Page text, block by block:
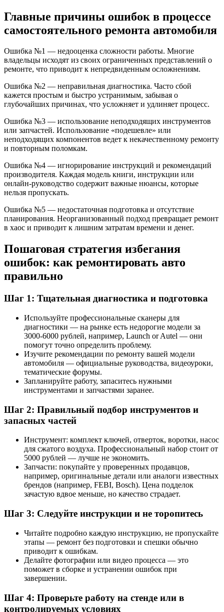
Главные причины ошибок в процессе
самостоятельного ремонта автомобиля
Ошибка №1 — недооценка сложности работы. Многие
владельцы исходят из своих ограниченных представлений о
ремонте, что приводит к непредвиденным осложнениям.
Ошибка №2 — неправильная диагностика. Часто сбой
кажется простым и быстро устранимым, забывая о
глубочайших причинах, что усложняет и удлиняет процесс.
Ошибка №3 — использование неподходящих инструментов
или запчастей. Использование «подешевле» или
неподходящих компонентов ведет к некачественному ремонту
и повторным поломкам.
Ошибка №4 — игнорирование инструкций и рекомендаций
производителя. Каждая модель книги, инструкции или
онлайн-руководство содержит важные нюансы, которые
нельзя пропускать.
Ошибка №5 — недостаточная подготовка и отсутствие
планирования. Неорганизованный подход превращает ремонт
в хаос и приводит к лишним затратам времени и денег.
Пошаговая стратегия избегания
ошибок: как ремонтировать авто
правильно
Шаг 1: Тщательная диагностика и подготовка
Используйте профессиональные сканеры для
диагностики — на рынке есть недорогие модели за
3000-6000 рублей, например, Launch or Autel — они
помогут точно определить проблему.
Изучите рекомендации по ремонту вашей модели
автомобиля — официальные руководства, видеоуроки,
тематические форумы.
Запланируйте работу, запаситесь нужными
инструментами и запчастями заранее.
Шаг 2: Правильный подбор инструментов и
запасных частей
Инструмент: комплект ключей, отверток, воротки, насос
для сжатого воздуха. Профессиональный набор стоит от
5000 рублей — лучше не экономить.
Запчасти: покупайте у проверенных продавцов,
например, оригинальные детали или аналоги известных
брендов (например, FEBI, Bosch). Цена подделок
зачастую вдвое меньше, но качество страдает.
Шаг 3: Следуйте инструкции и не торопитесь
Читайте подробно каждую инструкцию, не пропускайте
этапы — ремонт без подготовки и спешки обычно
приводит к ошибкам.
Делайте фотографии или видео процесса — это
поможет в сборке и устранении ошибок при
завершении.
Шаг 4: Проверьте работу на стенде или в
контролируемых условиях